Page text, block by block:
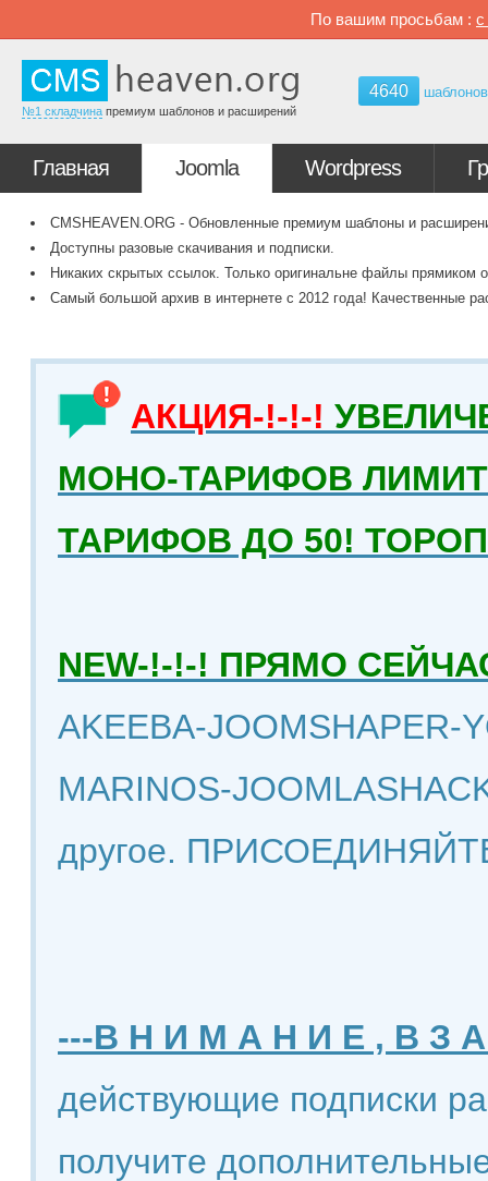
По вашим просьбам : с
№1 складчина премиум шаблонов и расширений
4640 шаблонов
Главная Joomla Wordpress
CMSHEAVEN.ORG - Обновленные премиум шаблоны и
Доступны разовые скачивания и подписки.
Никаких скрытых ссылок. Только оригинальне файлы прямиком
Самый большой архив в интернете с 2012 года! Качественные
АКЦИЯ-!-!-!
МОНО-ТАРИФОВ
ТАРИФОВ ДО 50!
NEW-!-!-! ПРЯМО
AKEEBA-JOOMSHAPER-
MARINOS-
другое.
---В Н И М А Н И Е , В З
действующие подписки
получите